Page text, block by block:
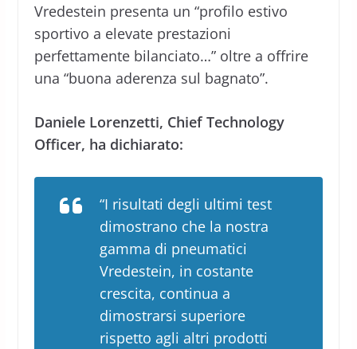
Vredestein presenta un “profilo estivo
sportivo a elevate prestazioni
perfettamente bilanciato…” oltre a offrire
una “buona aderenza sul bagnato”.
Daniele Lorenzetti, Chief Technology
Officer, ha dichiarato:
“I risultati degli ultimi test
dimostrano che la nostra
gamma di pneumatici
Vredestein, in costante
crescita, continua a
dimostrarsi superiore
rispetto agli altri prodotti